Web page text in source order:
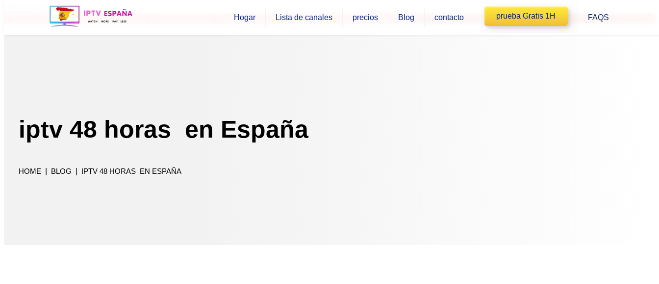
Skip to the content
WhatsApp antiguo (+34 657 22 86 83) ya no está disponible. Por favor, contáctanos solo a través de este nuevo número.
+34613764292
Hogar Lista de canales precios Blog contacto prueba Gratis 1H FAQS
iptv 48 horas en España
HOME BLOG IPTV 48 HORAS EN ESPAÑA